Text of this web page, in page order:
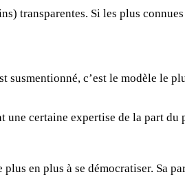
transparentes. Si les plus
c’est le modèle le
certaine expertise de la part
en plus à se démocratiser. Sa